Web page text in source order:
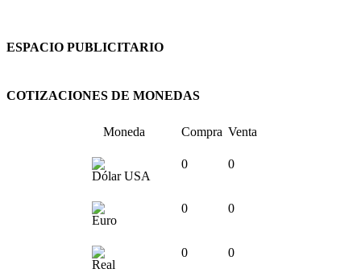
ESPACIO PUBLICITARIO
COTIZACIONES DE MONEDAS
Moneda Compra Venta
Dólar USA
0 0
Euro
0 0
Real
0 0